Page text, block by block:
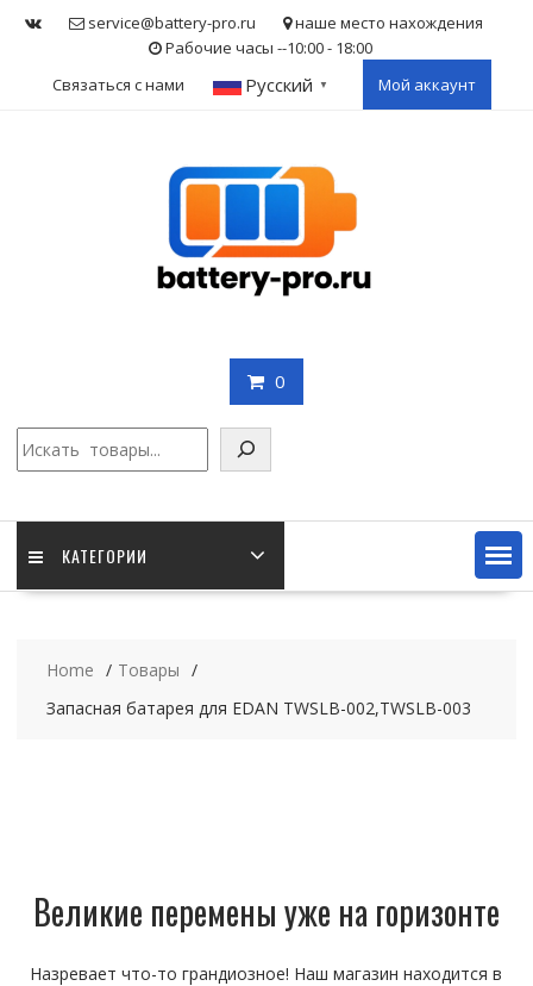
service@battery-pro.ru
наше место нахождения
Рабочие часы --10:00 - 18:00
Связаться с нами
Русский ▼ Мой аккаунт
0
КАТЕГОРИИ
Home
Товары
Запасная батарея для EDAN TWSLB-002,TWSLB-003
Великие перемены уже на горизонте
Назревает что-то грандиозное! Наш магазин находится в